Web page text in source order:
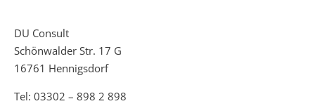
DU Consult
Schönwalder Str. 17 G
16761 Hennigsdorf
Tel: 03302 – 898 2 898